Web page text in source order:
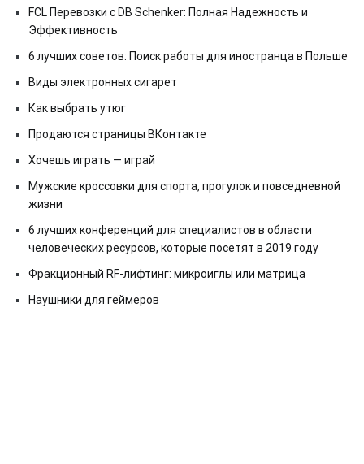
FCL Перевозки с DB Schenker: Полная Надежность и
Эффективность
6 лучших советов: Поиск работы для иностранца в Польше
Виды электронных сигарет
Как выбрать утюг
Продаются страницы ВКонтакте
Хочешь играть — играй
Мужские кроссовки для спорта, прогулок и повседневной
жизни
6 лучших конференций для специалистов в области
человеческих ресурсов, которые посетят в 2019 году
Фракционный RF-лифтинг: микроиглы или матрица
Наушники для геймеров